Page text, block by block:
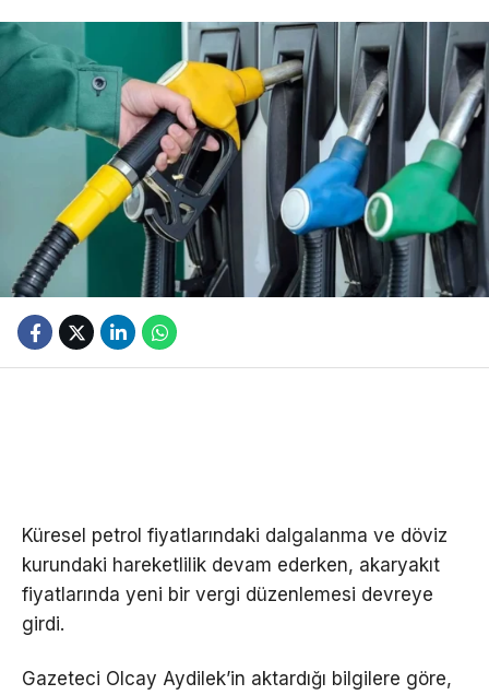
Küresel petrol fiyatlarındaki dalgalanma ve döviz
kurundaki hareketlilik devam ederken, akaryakıt
fiyatlarında yeni bir vergi düzenlemesi devreye
girdi.
Gazeteci Olcay Aydilek’in aktardığı bilgilere göre,